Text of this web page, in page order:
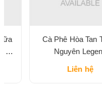
Cà Phê Hòa Tan Trung
Nguyên Legend
Liên hệ